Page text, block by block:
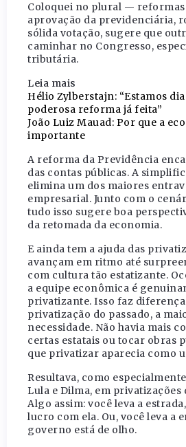
Coloquei no plural —
aprovação da previdenciária,
sólida votação, sugere que
caminhar no Congresso,
tributária.
Leia mais
Hélio Zylberstajn: “Estamos
poderosa reforma já feita”
João Luiz Mauad: Por que a
importante
A reforma da Previdência
das contas públicas. A
elimina um dos maiores
empresarial. Junto com o
tudo isso sugere boa
da retomada da economia.
E ainda tem a ajuda das
avançam em ritmo até
com cultura tão estatizante.
a equipe econômica é
privatizante. Isso faz
privatização do passado, a
necessidade. Não havia mais
certas estatais ou tocar obras
que privatizar aparecia como
Resultava, como
Lula e Dilma, em privatizações
Algo assim: você leva a
lucro com ela. Ou, você leva a
governo está de olho.